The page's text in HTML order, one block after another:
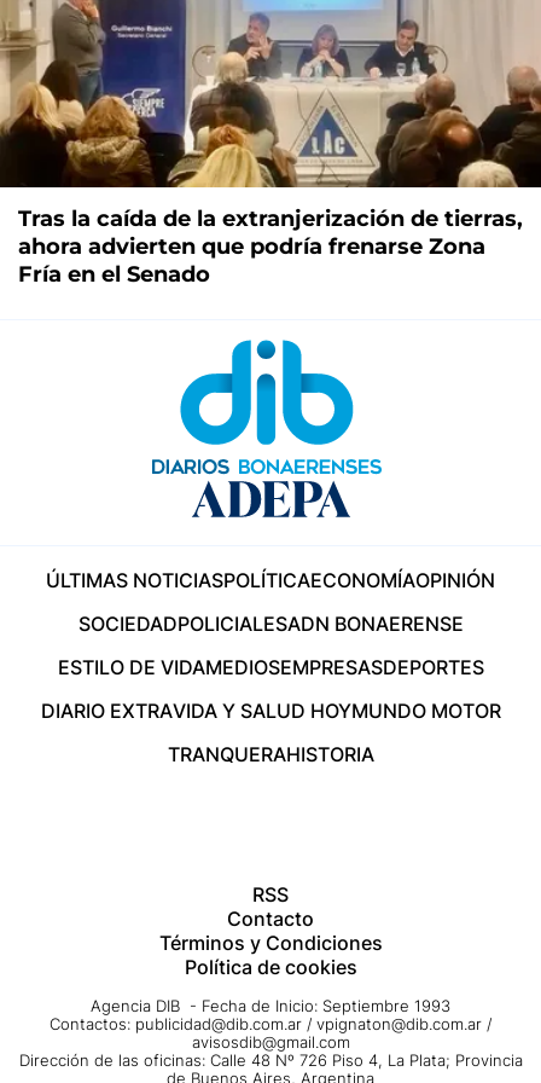
Tras la caída de la extranjerización de tierras,
ahora advierten que podría frenarse Zona
Fría en el Senado
ÚLTIMAS NOTICIASPOLÍTICAECONOMÍAOPINIÓN
SOCIEDADPOLICIALESADN BONAERENSE
ESTILO DE VIDAMEDIOSEMPRESASDEPORTES
DIARIO EXTRAVIDA Y SALUD HOYMUNDO MOTOR
TRANQUERAHISTORIA
RSS
Contacto
Términos y Condiciones
Política de cookies
Agencia DIB - Fecha de Inicio: Septiembre 1993
Contactos: publicidad@dib.com.ar / vpignaton@dib.com.ar /
avisosdib@gmail.com
Dirección de las oficinas: Calle 48 Nº 726 Piso 4, La Plata; Provincia
de Buenos Aires, Argentina